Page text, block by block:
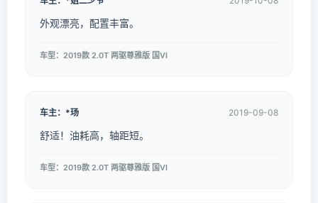
外观漂亮，配置丰富。
车型：2019款 2.0T 两驱尊雅版 国VI
车主：*玚 2019-09-08
舒适！油耗高，轴距短。
车型：2019款 2.0T 两驱尊雅版 国VI